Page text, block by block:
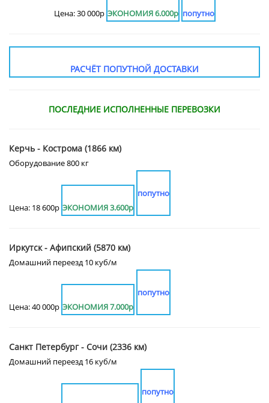
Цена: 30 000р ЭКОНОМИЯ 6.000р попутно
РАСЧЁТ ПОПУТНОЙ ДОСТАВКИ
ПОСЛЕДНИЕ ИСПОЛНЕННЫЕ ПЕРЕВОЗКИ
Керчь - Кострома (1866 км)
Оборудование 800 кг
Цена: 18 600р ЭКОНОМИЯ 3.600р
попутно
Иркутск - Афипский (5870 км)
Домашний переезд 10 куб/м
Цена: 40 000р ЭКОНОМИЯ 7.000р
попутно
Санкт Петербург - Сочи (2336 км)
Домашний переезд 16 куб/м
попутно